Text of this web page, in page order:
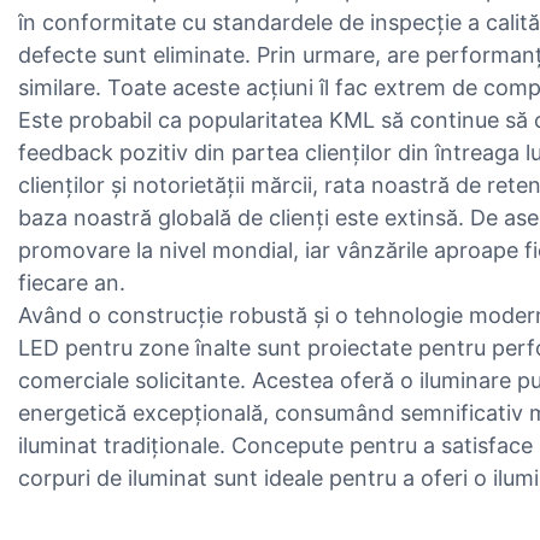
în conformitate cu standardele de inspecție a
defecte sunt eliminate. Prin urmare, are
similare. Toate aceste acțiuni îl fac extrem de
Este probabil ca popularitatea KML să continue
feedback pozitiv din partea clienților din întreaga
clienților și notorietății mărcii, rata noastră de
baza noastră globală de clienți este extinsă. De
promovare la nivel mondial, iar vânzările aproape
fiecare an.
Având o construcție robustă și o tehnologie
LED pentru zone înalte sunt proiectate pentru
comerciale solicitante. Acestea oferă o iluminare
energetică excepțională, consumând semnificativ
iluminat tradiționale. Concepute pentru a
corpuri de iluminat sunt ideale pentru a oferi o